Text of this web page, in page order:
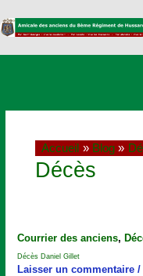
au
contenu
Accueil Blog
Décès
Courrier des anciens,
Décès Daniel Gillet
Laisser un commentaire
Décès
Gillet